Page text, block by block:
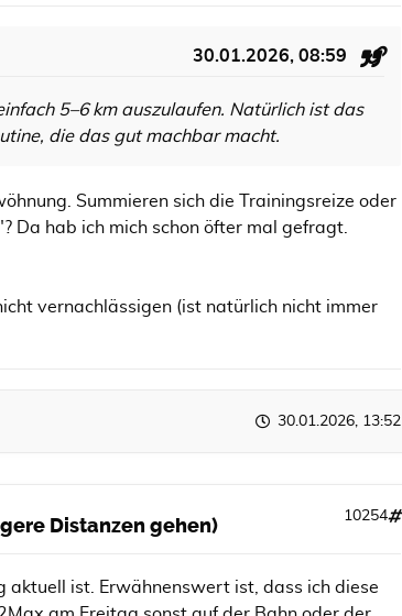
30.01.2026, 08:59
5–6 km auszulaufen. Natürlich ist das
die das gut machbar macht.
Summieren sich die Trainingsreize oder
Da hab ich mich schon öfter mal gefragt.
vernachlässigen (ist natürlich nicht immer
30.01.2026, 13:52
Distanzen gehen) 10254
aktuell ist. Erwähnenswert ist, dass ich diese